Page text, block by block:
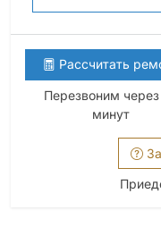
Рассчитать
Перезвоним
минут